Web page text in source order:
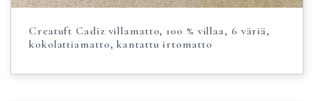
Creatuft Cadiz villamatto, 100 % villaa, 6 väriä,
kokolattiamatto, kantattu irtomatto